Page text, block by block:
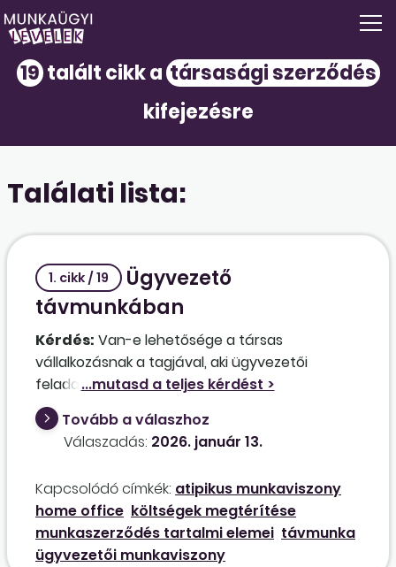
19talált cikk a társasági szerződés
kifejezésre
Találati lista:
1. cikk / 19
Ügyvezető
távmunkában
Kérdés: Van-e lehetősége a társas
vállalkozásnak a tagjával, aki ügyvezetői
feladatokat lát el munkaviszonyban a társasági
szerződés alapján, távmunkában, home office-
ban történő munkavégzés keretében elláttatni
az ügyvezetői feladatokat? Ha igen, ezt a
jogszabály által biztosított rezsiátalány
(minimálbér 10%-a) fizethető-e az ügyvezető
részére?
Tovább a válaszhoz
Válaszadás: 2026. január 13.
Kapcsolódó címkék: atipikus munkaviszony
home office költségek megtérítése
munkaszerződés tartalmi elemei távmunka
ügyvezetői munkaviszony